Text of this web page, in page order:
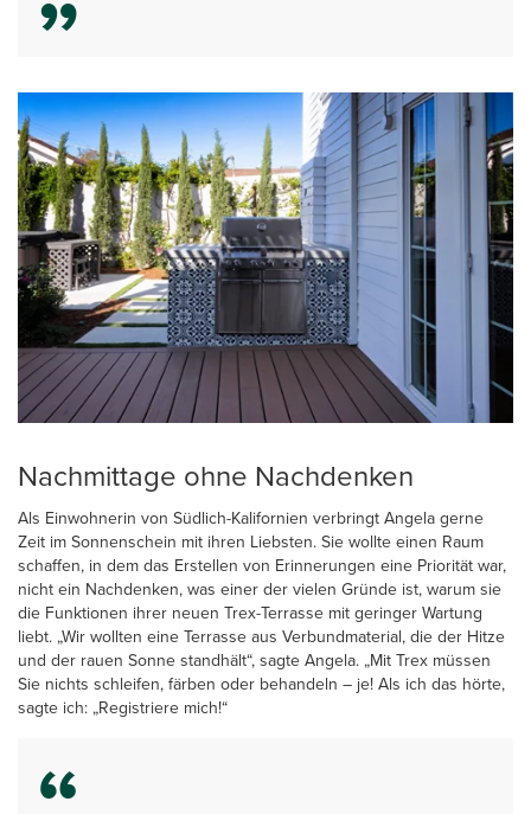
Nachmittage ohne Nachdenken
Als Einwohnerin von Südlich-Kalifornien verbringt Angela gerne
Zeit im Sonnenschein mit ihren Liebsten. Sie wollte einen Raum
schaffen, in dem das Erstellen von Erinnerungen eine Priorität war,
nicht ein Nachdenken, was einer der vielen Gründe ist, warum sie
die Funktionen ihrer neuen Trex-Terrasse mit geringer Wartung
liebt. „Wir wollten eine Terrasse aus Verbundmaterial, die der Hitze
und der rauen Sonne standhält“, sagte Angela. „Mit Trex müssen
Sie nichts schleifen, färben oder behandeln – je! Als ich das hörte,
sagte ich: „Registriere mich!“